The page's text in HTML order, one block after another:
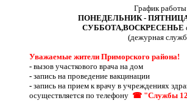
График работы
ПОНЕДЕЛЬНИК -
СУББОТА,ВОСКРЕСЕНЬЕ
(дежурная
Уважаемые жители Приморского района!
- вызов участкового врача на дом
- запись на проведение вакцинации
- запись на прием к врачу в учреждениях
осуществляется по телефону ☎ "Службы